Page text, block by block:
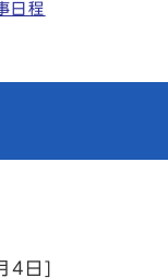
日程
4日]